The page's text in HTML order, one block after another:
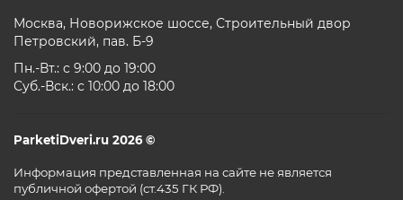
Москва, Новорижское шоссе, Строительный двор
Петровский, пав. Б-9
Пн.-Вт.: c 9:00 до 19:00
Суб.-Вск.: c 10:00 до 18:00
ParketiDveri.ru 2026 ©
Информация представленная на сайте не является
публичной офертой (ст.435 ГК РФ).